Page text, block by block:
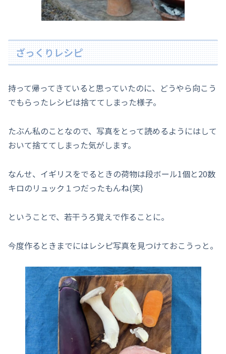
ざっくりレシピ
持って帰ってきていると思っていたのに、どうやら向こう
でもらったレシピは捨ててしまった様子。
たぶん私のことなので、写真をとって読めるようにはして
おいて捨ててしまった気がします。
なんせ、イギリスをでるときの荷物は段ボール1個と20数
キロのリュック１つだったもんね(笑)
ということで、若干うろ覚えで作ることに。
今度作るときまでにはレシピ写真を見つけておこうっと。